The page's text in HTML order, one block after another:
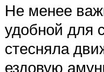
Не менее
удобной для
стесняла
ездовую